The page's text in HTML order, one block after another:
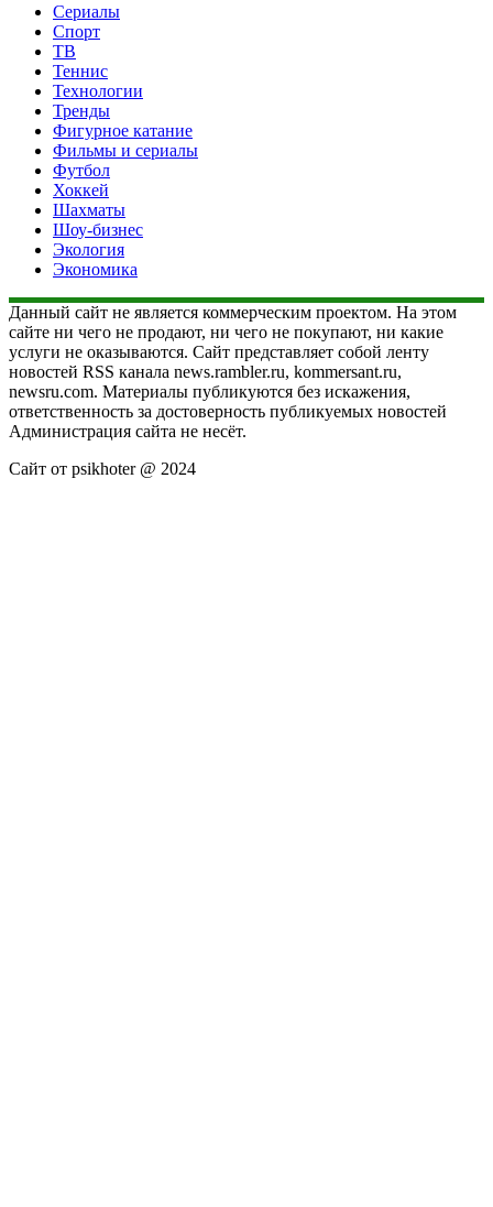
Сериалы
Спорт
ТВ
Теннис
Технологии
Тренды
Фигурное катание
Фильмы и сериалы
Футбол
Хоккей
Шахматы
Шоу-бизнес
Экология
Экономика
Данный сайт не является коммерческим проектом. На этом
сайте ни чего не продают, ни чего не покупают, ни какие
услуги не оказываются. Сайт представляет собой ленту
новостей RSS канала news.rambler.ru, kommersant.ru,
newsru.com. Материалы публикуются без искажения,
ответственность за достоверность публикуемых новостей
Администрация сайта не несёт.
Сайт от psikhoter @ 2024